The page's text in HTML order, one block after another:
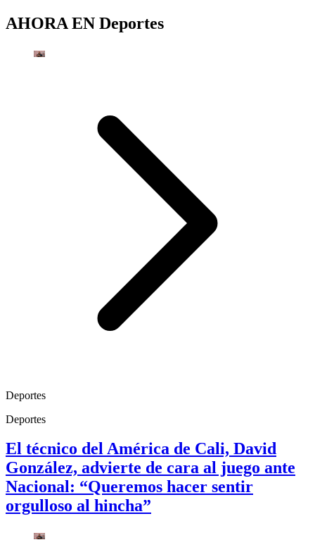
AHORA EN Deportes
Deportes
Deportes
El técnico del América de Cali, David
González, advierte de cara al juego ante
Nacional: “Queremos hacer sentir
orgulloso al hincha”